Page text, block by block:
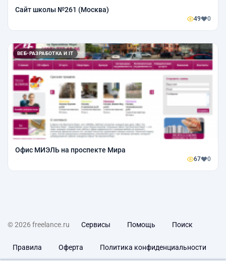
Сайт школы №261 (Москва)
49 0
ВЕБ-РАЗРАБОТКА И IT
Офис МИЭЛЬ на проспекте Мира
67 0
© 2026 freelance.ru Сервисы Помощь Поиск
Правила Оферта Политика конфиденциальности